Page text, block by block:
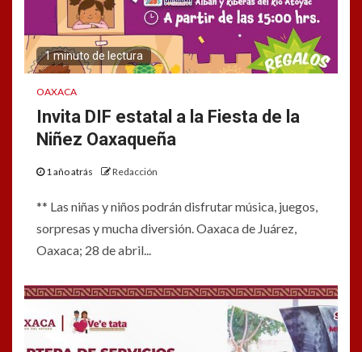
1 minuto de lectura
OAXACA
Invita DIF estatal a la Fiesta de la
Niñez Oaxaqueña
1 año atrás Redacción
** Las niñas y niños podrán disfrutar música, juegos,
sorpresas y mucha diversión. Oaxaca de Juárez,
Oaxaca; 28 de abril...